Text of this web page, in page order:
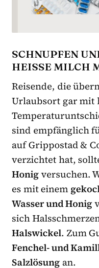
SCHNUPFEN
HEISSE MILCH
Reisende, die
Urlaubsort gar mit
sind empfänglich
auf Grippostad &
verzichtet hat,
Honigversuchen.
es mit einem
Wasser und Honig
sich
Halswickel. Zum
Fenchel- und
Salzlösung an.